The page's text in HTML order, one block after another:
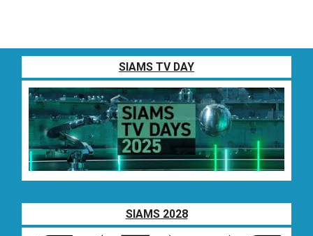
SIAMS TV DAY
SIAMS 2028